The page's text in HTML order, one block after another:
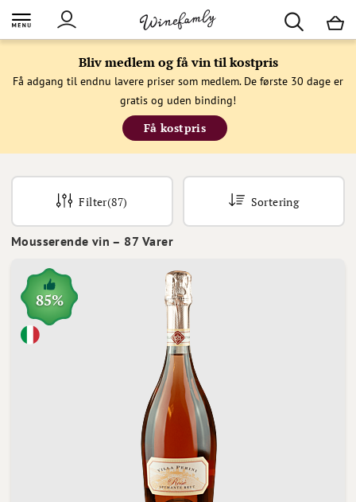
Bliv medlem og få vin til kostpris
Få adgang til endnu lavere priser som medlem. De første 30 dage er
gratis og uden binding!
Få kostpris
Mousserende vin – 87 Varer
Filter(87) Sortering
85%